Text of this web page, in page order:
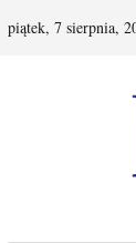
piątek, 7 sierpnia,